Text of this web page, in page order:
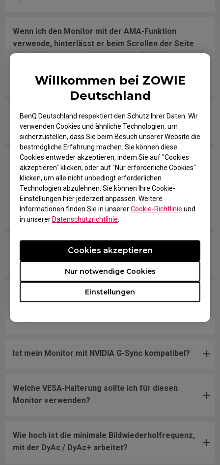
Willkommen bei ZOWIE
Deutschland
BenQ Deutschland respektiert den Schutz Ihrer Daten. Wir
verwenden Cookies und ähnliche Technologien, um
sicherzustellen, dass Sie beim Besuch unserer Website die
bestmögliche Erfahrung machen. Sie können diese
Cookies entweder akzeptieren, indem Sie auf "Cookies
akzeptieren" klicken, oder auf "Nur erforderliche Cookies"
klicken, um alle nicht unbedingt erforderlichen
Technologien abzulehnen. Sie können Ihre Cookie-
Einstellungen hier jederzeit anpassen. Weitere
Informationen finden Sie in unsererCookie-Richtlinie und
in unserer Datenschutzrichtlinie
Einstellungen
Nur notwendige Cookies
Cookies akzeptieren
Wenn ich den Monitor mit der AMA-Funktion
verwende, hinterlässt er beim Scrollen der Seite
einen Schatten, wenn ich die AMA-Funktion
Können Sie mir einen Rat geben?
Warum nennen Sie auf Ihrer Website keine
Reaktionszeiten für XL- und RL-Modelle mehr?
Da eine offizielle Spezifikation der Reaktionszeit
nicht mehr verfügbar ist, welche anderen
reaktionsbezogenen Spezifikationen sollte ich
überprüfen, wenn ich Ihre Monitore mit Modellen
anderer Marken vergleiche?
Sind alle ZOWIE Monitore oder nur bestimmte
Modelle quecksilberfrei?
Welche Modelle sind mit PS5 und Xbox Series X
Ist mein Monitor mit NVIDIA G-Sync kompatibel?
Welche VESA-Halterung sollte ich für diesen
Monitor verwenden?
Wie hoch ist die minimale Bildwiederholfrequenz,
mit der DyAc / DyAc+ arbeitet?